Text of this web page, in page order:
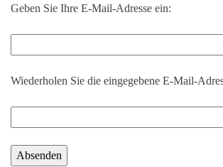
Geben Sie Ihre E-Mail-Adresse ein:
Wiederholen Sie die eingegebene E-Mail-